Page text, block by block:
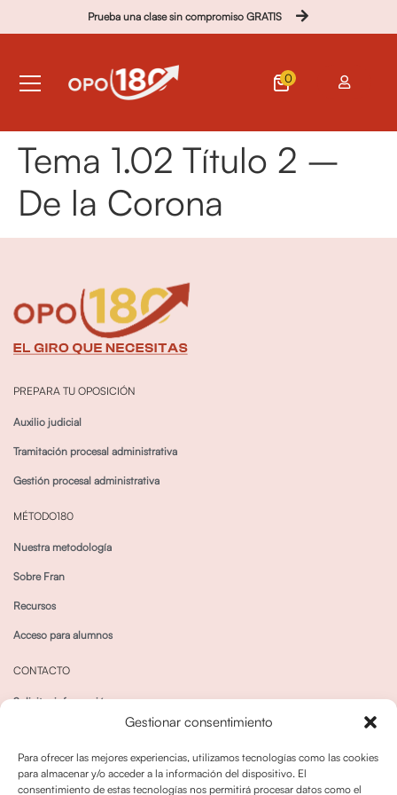
Gestionar consentimiento
Para ofrecer las mejores experiencias, utilizamos tecnologías como las cookies
para almacenar y/o acceder a la información del dispositivo. El
consentimiento de estas tecnologías nos permitirá procesar datos como el
Prueba una clase sin compromiso GRATIS
0
Tema 1.02 Título 2 –
De la Corona
PREPARA TU OPOSICIÓN
Auxilio judicial
Tramitación procesal administrativa
Gestión procesal administrativa
MÉTODO180
Nuestra metodología
Sobre Fran
Recursos
Acceso para alumnos
CONTACTO
Solicitar información